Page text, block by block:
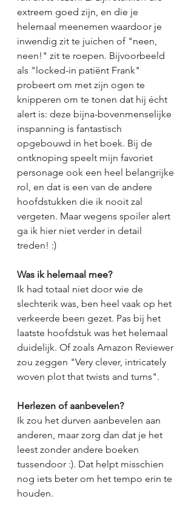
extreem goed zijn, en die je
helemaal meenemen waardoor je
inwendig zit te juichen of "neen,
neen!" zit te roepen. Bijvoorbeeld
als "locked-in patiënt Frank"
probeert om met zijn ogen te
knipperen om te tonen dat hij écht
alert is: deze bijna-bovenmenselijke
inspanning is fantastisch
opgebouwd in het boek. Bij de
ontknoping speelt mijn favoriet
personage ook een heel belangrijke
rol, en dat is een van de andere
hoofdstukken die ik nooit zal
vergeten. Maar wegens spoiler alert
ga ik hier niet verder in detail
treden! :)
Was ik helemaal mee?
Ik had totaal niet door wie de
slechterik was, ben heel vaak op het
verkeerde been gezet. Pas bij het
laatste hoofdstuk was het helemaal
duidelijk. Of zoals Amazon Reviewer
zou zeggen "Very clever, intricately
woven plot that twists and turns".
Herlezen of aanbevelen?
Ik zou het durven aanbevelen aan
anderen, maar zorg dan dat je het
leest zonder andere boeken
tussendoor :). Dat helpt misschien
nog iets beter om het tempo erin te
houden.